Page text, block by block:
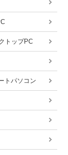
トップPC
トパソコン